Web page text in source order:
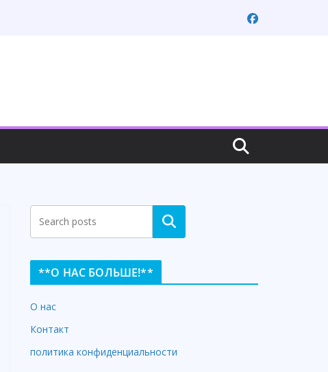
Search
**О НАС БОЛЬШЕ!**
О нас
Контакт
политика конфиденциальности